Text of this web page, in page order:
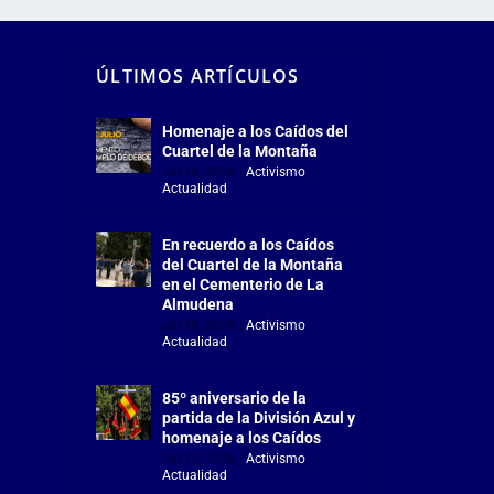
ÚLTIMOS ARTÍCULOS
Homenaje a los Caídos del
Cuartel de la Montaña
Jul 18, 2026 |Activismo,
Actualidad
En recuerdo a los Caídos
del Cuartel de la Montaña
en el Cementerio de La
Almudena
Jul 18, 2026 |Activismo,
Actualidad
85º aniversario de la
partida de la División Azul y
homenaje a los Caídos
Jul 15, 2026 |Activismo,
Actualidad